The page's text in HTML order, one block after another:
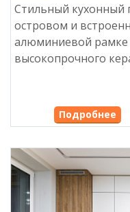
Стильный кухонный
островом и
алюминиевой рамке
высокопрочного
Подробнее